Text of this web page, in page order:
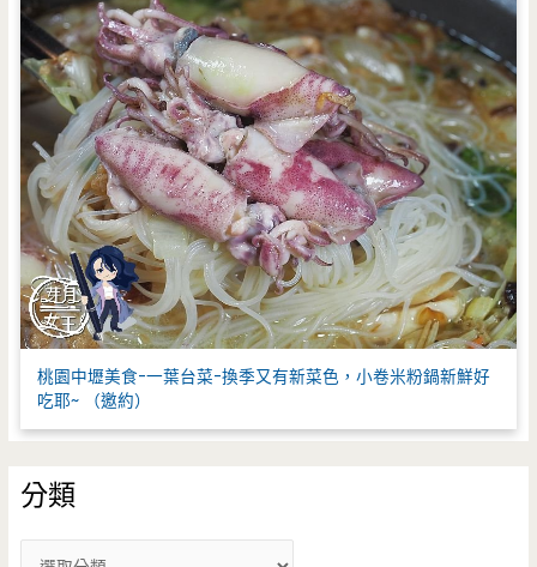
桃園中壢美食-一葉台菜-換季又有新菜色，小卷米粉鍋新鮮好
吃耶~ （邀約）
分類